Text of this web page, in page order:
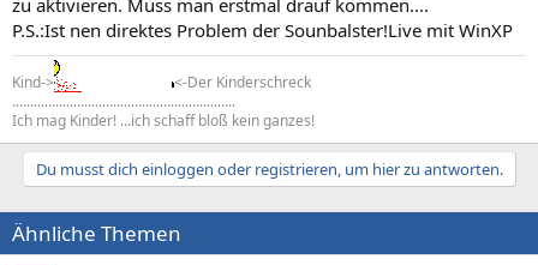
P.S.:Ist nen direktes Problem der Sounbalster!Live mit WinXP
Kind->
<-Der Kinderschreck
..............................................................
Ich mag Kinder! ...ich schaff bloß kein ganzes!
Du musst dich einloggen oder registrieren, um hier zu antworten.
Ähnliche Themen